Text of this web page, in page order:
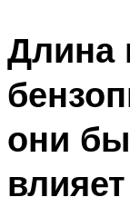
они
влияет